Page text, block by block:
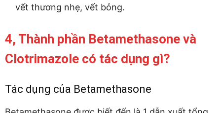
vết thương nhẹ, vết bỏng.
4, Thành phần Betamethasone và
Clotrimazole có tác dụng gì?
Tác dụng của Betamethasone